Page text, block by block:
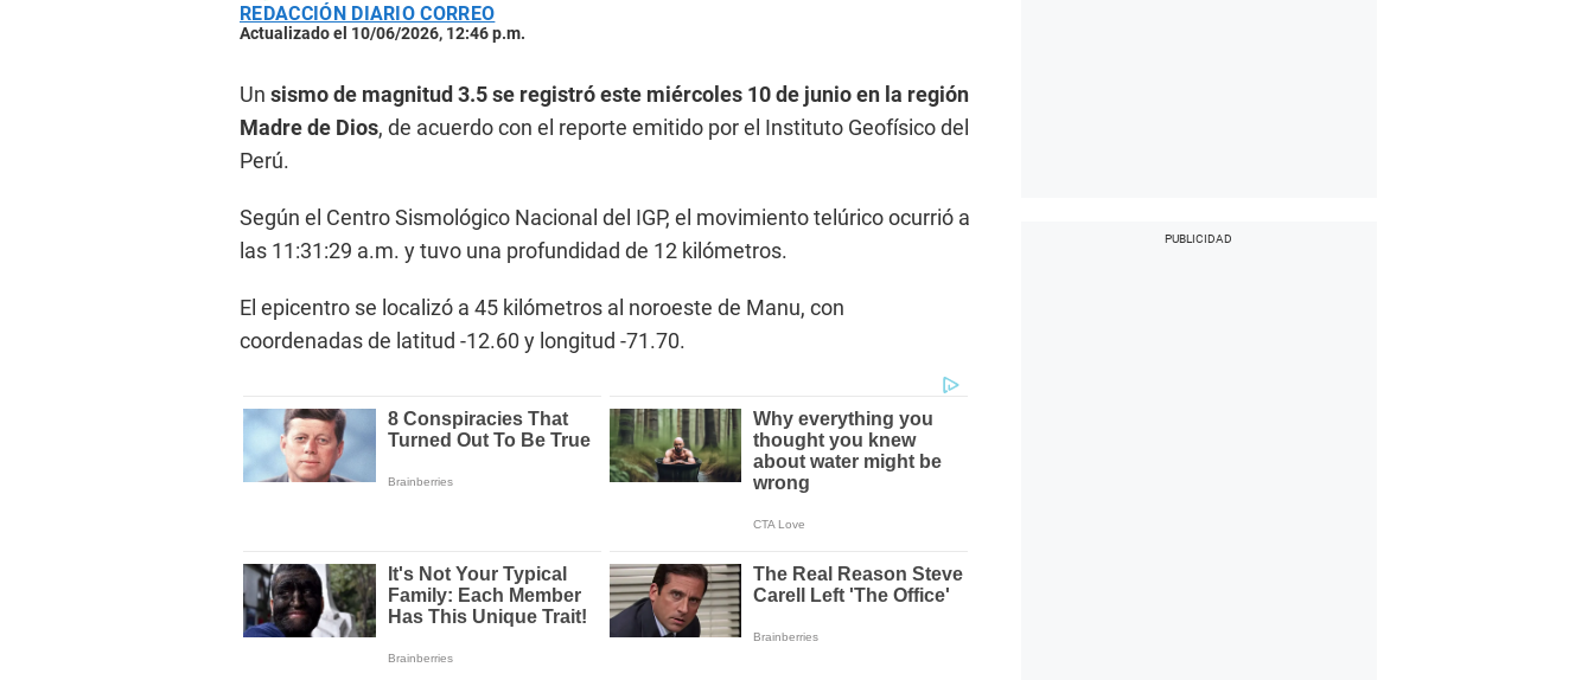
REDACCIÓN DIARIO CORREO
Actualizado el 10/06/2026, 12:46 p.m.
Un sismo de magnitud 3.5 se registró este miércoles 10 de junio en la región
Madre de Dios, de acuerdo con el reporte emitido por el Instituto Geofísico del
Perú.
Según el Centro Sismológico Nacional del IGP, el movimiento telúrico ocurrió a
las 11:31:29 a.m. y tuvo una profundidad de 12 kilómetros.
El epicentro se localizó a 45 kilómetros al noroeste de Manu, con
coordenadas de latitud -12.60 y longitud -71.70.